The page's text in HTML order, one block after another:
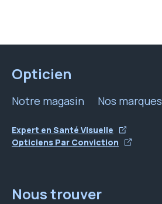
Opticien
Notre magasin Nos marques
Expert en Santé Visuelle
Opticiens Par Conviction
Nous trouver